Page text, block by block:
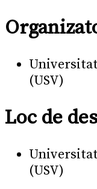
(USV)
Loc de
(USV)